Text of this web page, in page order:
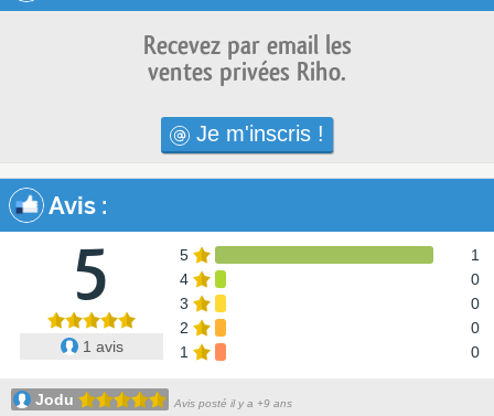
Recevez par email les
ventes privées Riho.
Je m'inscris !
Avis :
5
1 avis
5
1
4
0
3
0
2
0
1
0
Jodu Avis posté il y a +9 ans